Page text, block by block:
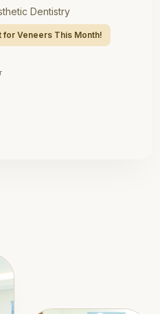
Dentistry
for Veneers This Month!